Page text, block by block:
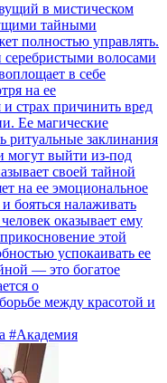
в мистическом
тайными
полностью управлять.
волосами
в себе
на ее
страх причинить вред
Ее магические
ритуальные заклинания
могут выйти из-под
своей тайной
на ее эмоциональное
и бояться налаживать
оказывает ему
этой
успокаивать ее
— это богатое
о
между красотой и
#Академия